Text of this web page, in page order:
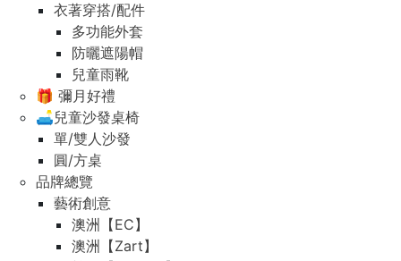
衣著穿搭/配件
多功能外套
防曬遮陽帽
兒童雨靴
🎁 彌月好禮
🛋️兒童沙發桌椅
單/雙人沙發
圓/方桌
品牌總覽
藝術創意
澳洲【EC】
澳洲【Zart】